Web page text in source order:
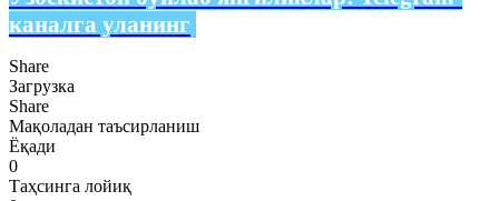
каналга уланинг
Share
Загрузка
Share
Мақоладан таъсирланиш
Ёқади
0
Таҳсинга лойиқ